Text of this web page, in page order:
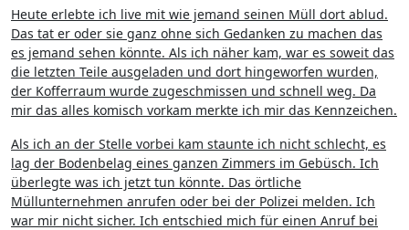
Heute erlebte ich live mit wie jemand seinen Müll dort ablud.
Das tat er oder sie ganz ohne sich Gedanken zu machen das
es jemand sehen könnte. Als ich näher kam, war es soweit das
die letzten Teile ausgeladen und dort hingeworfen wurden,
der Kofferraum wurde zugeschmissen und schnell weg. Da
mir das alles komisch vorkam merkte ich mir das Kennzeichen.
Als ich an der Stelle vorbei kam staunte ich nicht schlecht, es
lag der Bodenbelag eines ganzen Zimmers im Gebüsch. Ich
überlegte was ich jetzt tun könnte. Das örtliche
Müllunternehmen anrufen oder bei der Polizei melden. Ich
war mir nicht sicher. Ich entschied mich für einen Anruf bei